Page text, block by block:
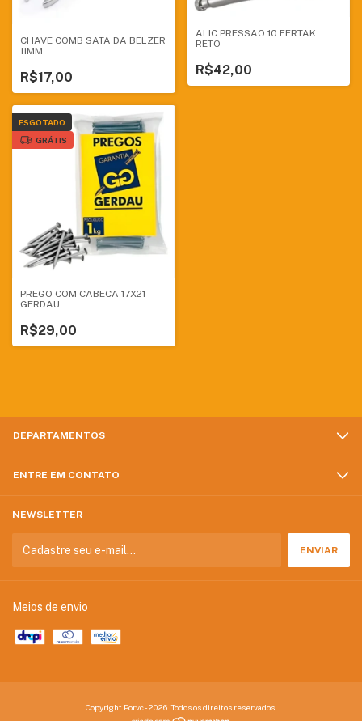
CHAVE COMB SATA DA BELZER
11MM
R$17,00
ALIC PRESSAO 10 FERTAK
RETO
R$42,00
ESGOTADO
GRÁTIS
PREGO COM CABECA 17X21
GERDAU
R$29,00
DEPARTAMENTOS
ENTRE EM CONTATO
NEWSLETTER
Meios de envio
Copyright Porvc - 2026. Todos os direitos reservados.